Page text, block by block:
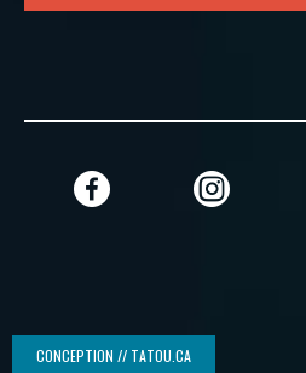
CONCEPTION // TATOU.CA